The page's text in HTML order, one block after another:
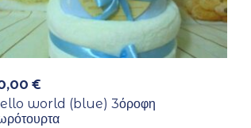
€
world (blue) 3όροφη